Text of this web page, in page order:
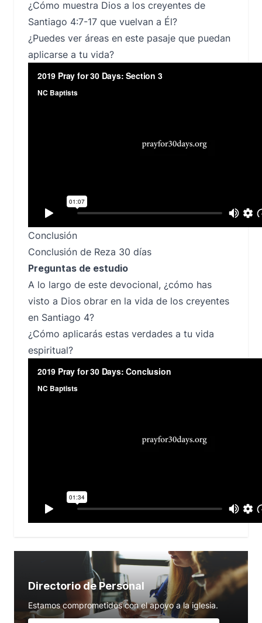
¿Cómo muestra Dios a los creyentes de
Santiago 4:7-17 que vuelvan a Él?
¿Puedes ver áreas en este pasaje que puedan
aplicarse a tu vida?
Conclusión
Conclusión de Reza 30 días
Preguntas de estudio
A lo largo de este devocional, ¿cómo has
visto a Dios obrar en la vida de los creyentes
en Santiago 4?
¿Cómo aplicarás estas verdades a tu vida
espiritual?
Directorio de Personal
Estamos comprometidos con el apoyo a la iglesia.